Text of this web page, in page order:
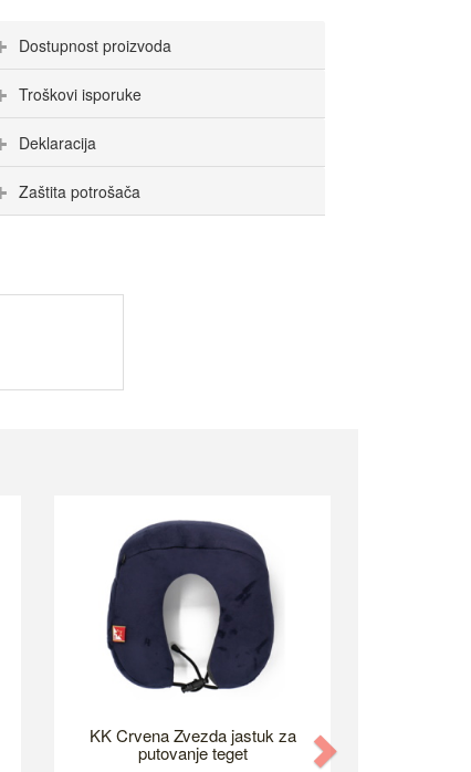
Dostupnost proizvoda
Troškovi isporuke
Deklaracija
Zaštita potrošača
KK Crvena Zvezda jastuk za
putovanje teget